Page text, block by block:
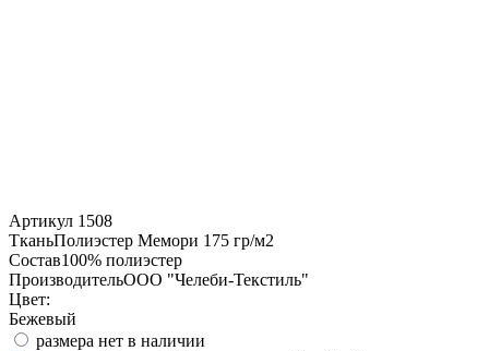
Артикул 1508
ТканьПолиэстер Мемори 175 гр/м2
Состав100% полиэстер
ПроизводительООО "Челеби-Текстиль"
Цвет:
Бежевый
размера нет в наличии